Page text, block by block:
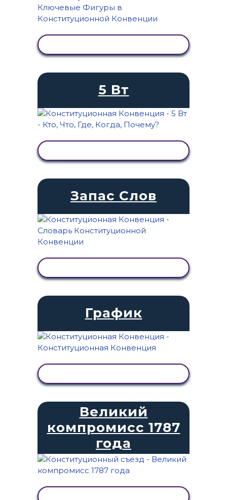
5 Вт
Запас Слов
График
Великий
компромисс 1787
года